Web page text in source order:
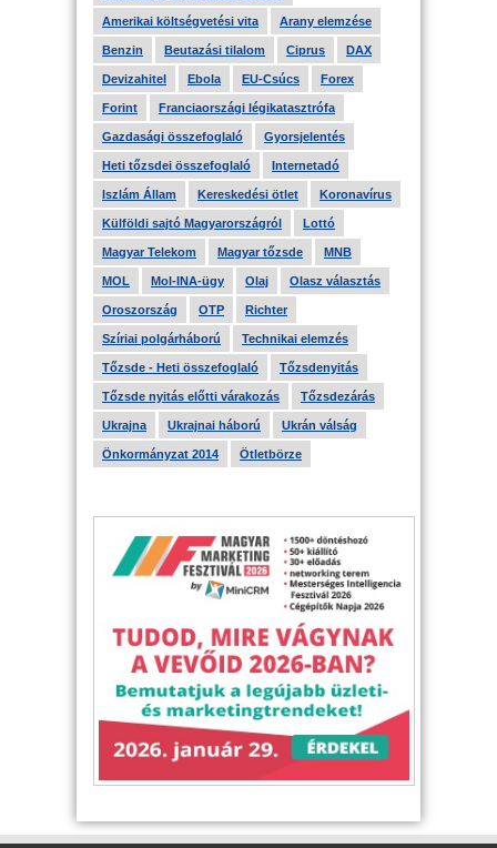
Amerikai költségvetési vita Arany elemzése
Benzin Beutazási tilalom Ciprus DAX
Devizahitel Ebola EU-Csúcs Forex
Forint Franciaországi légikatasztrófa
Gazdasági összefoglaló Gyorsjelentés
Heti tőzsdei összefoglaló Internetadó
Iszlám Állam Kereskedési ötlet Koronavírus
Külföldi sajtó Magyarországról Lottó
Magyar Telekom Magyar tőzsde MNB
MOL Mol-INA-ügy Olaj Olasz választás
Oroszország OTP Richter
Szíriai polgárháború Technikai elemzés
Tőzsde - Heti összefoglaló Tőzsdenyitás
Tőzsde nyitás előtti várakozás Tőzsdezárás
Ukrajna Ukrajnai háború Ukrán válság
Önkormányzat 2014 Ötletbörze